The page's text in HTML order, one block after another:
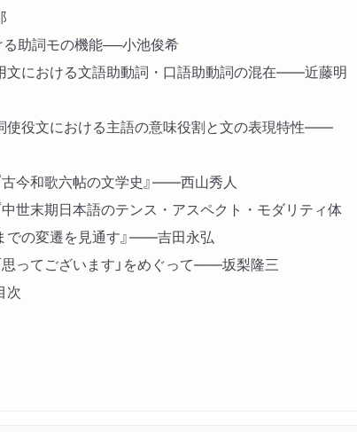
る助詞モの機能──小池俊希
文における文語助動詞・口語助動詞の混在――近藤明
使役文における主語の意味役割と文の表現特性――
古今和歌六帖の文学史』――西山秀人
世末期日本語のテンス・アスペクト・モダリティ体
の変遷を見通す』――吉田永弘
思ってございます」をめぐって――坂梨隆三
次